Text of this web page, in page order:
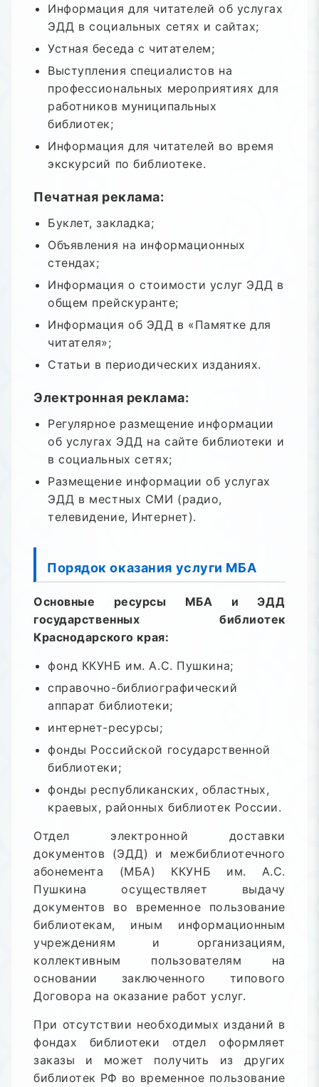
Информация для читателей об услугах
ЭДД в социальных сетях и сайтах;
Устная беседа с читателем;
Выступления специалистов на
профессиональных мероприятиях для
работников муниципальных
библиотек;
Информация для читателей во время
экскурсий по библиотеке.
Печатная реклама:
Буклет, закладка;
Объявления на информационных
стендах;
Информация о стоимости услуг ЭДД в
общем прейскуранте;
Информация об ЭДД в «Памятке для
читателя»;
Статьи в периодических изданиях.
Электронная реклама:
Регулярное размещение информации
об услугах ЭДД на сайте библиотеки и
в социальных сетях;
Размещение информации об услугах
ЭДД в местных СМИ (радио,
телевидение, Интернет).
Порядок оказания услуги МБА
Основные ресурсы МБА и ЭДД
государственных библиотек
Краснодарского края:
фонд ККУНБ им. А.С. Пушкина;
справочно-библиографический
аппарат библиотеки;
интернет-ресурсы;
фонды Российской государственной
библиотеки;
фонды республиканских, областных,
краевых, районных библиотек России.
Отдел электронной доставки
документов (ЭДД) и межбиблиотечного
абонемента (МБА) ККУНБ им. А.С.
Пушкина осуществляет выдачу
документов во временное пользование
библиотекам, иным информационным
учреждениям и организациям,
коллективным пользователям на
основании заключенного типового
Договора на оказание работ услуг.
При отсутствии необходимых изданий в
фондах библиотеки отдел оформляет
заказы и может получить из других
библиотек РФ во временное пользование